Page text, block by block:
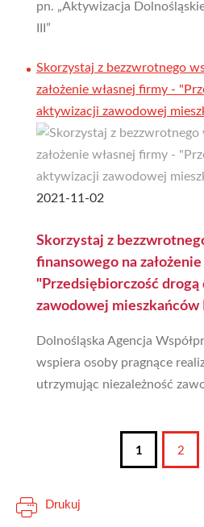
pn. „Aktywizacja
III”
Skorzystaj z bezzwrotnego
założenie własnej firmy -
aktywizacji zawodowej
2021-11-02
Skorzystaj z
finansowego na
"Przedsiębiorczość
zawodowej mieszkańców
Dolnośląska Agencja
wspiera osoby pragnące
utrzymując niezależność
1 2
Drukuj